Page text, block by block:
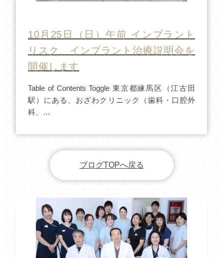
10月25日（日）午前 インプラント
リスク、インプラント治療説明会を
開催します
Table of Contents Toggle 東京都練馬区（江古田
駅）にある、おざわクリニック（歯科・口腔外
科、…
ブログTOPへ戻る